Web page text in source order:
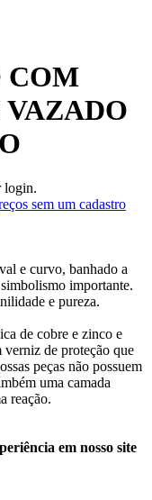
COM
login.
sem um cadastro
e curvo, banhado a
importante.
e pureza.
de cobre e zinco e
verniz de proteção que
peças não possuem
uma camada
reação.
em nosso site